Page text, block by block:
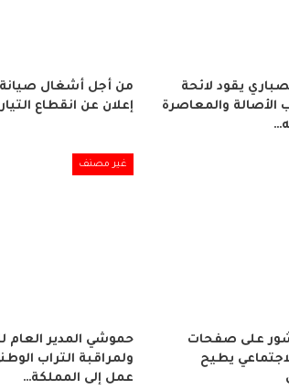
يقود لائحة
الأصالة والمعاصرة
من أجل أشغال صيانة
إعلان عن انقطاع
على صفحات
يطيح
غير مصنف
حموشي المدير العام
ولمراقبة التراب
عمل إلى المملكة…